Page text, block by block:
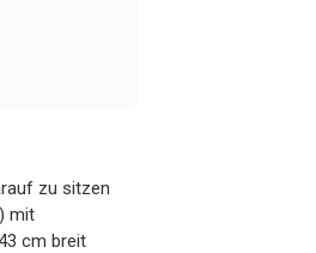
zu sitzen
mit
cm breit